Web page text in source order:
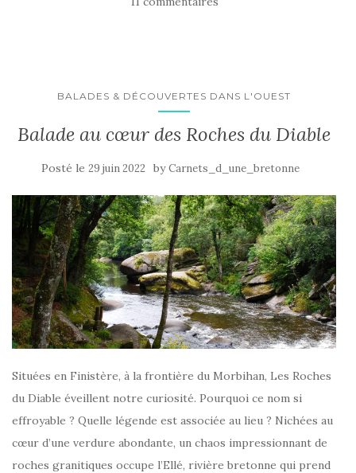
BALADES & DÉCOUVERTES DANS L'OUEST
Balade au cœur des Roches du Diable
Posté le 29 juin 2022 byCarnets_d_une_bretonne
Situées en Finistère, à la frontière du Morbihan, Les Roches
du Diable éveillent notre curiosité. Pourquoi ce nom si
effroyable ? Quelle légende est associée au lieu ? Nichées au
cœur d’une verdure abondante, un chaos impressionnant de
roches granitiques occupe l’Ellé, rivière bretonne qui prend